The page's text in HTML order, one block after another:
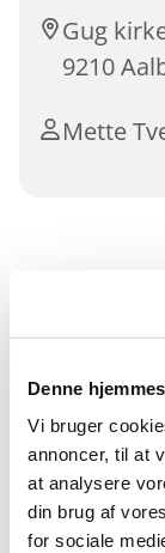
Denne
Vi bruger
annoncer, til at
at analysere
din brug af
for sociale
Gug
9210
Mette